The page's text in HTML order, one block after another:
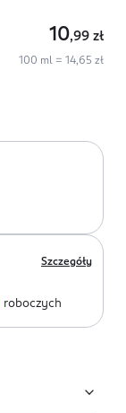
10,99 zł
100 ml = 14,65 zł
Szczegóły
roboczych